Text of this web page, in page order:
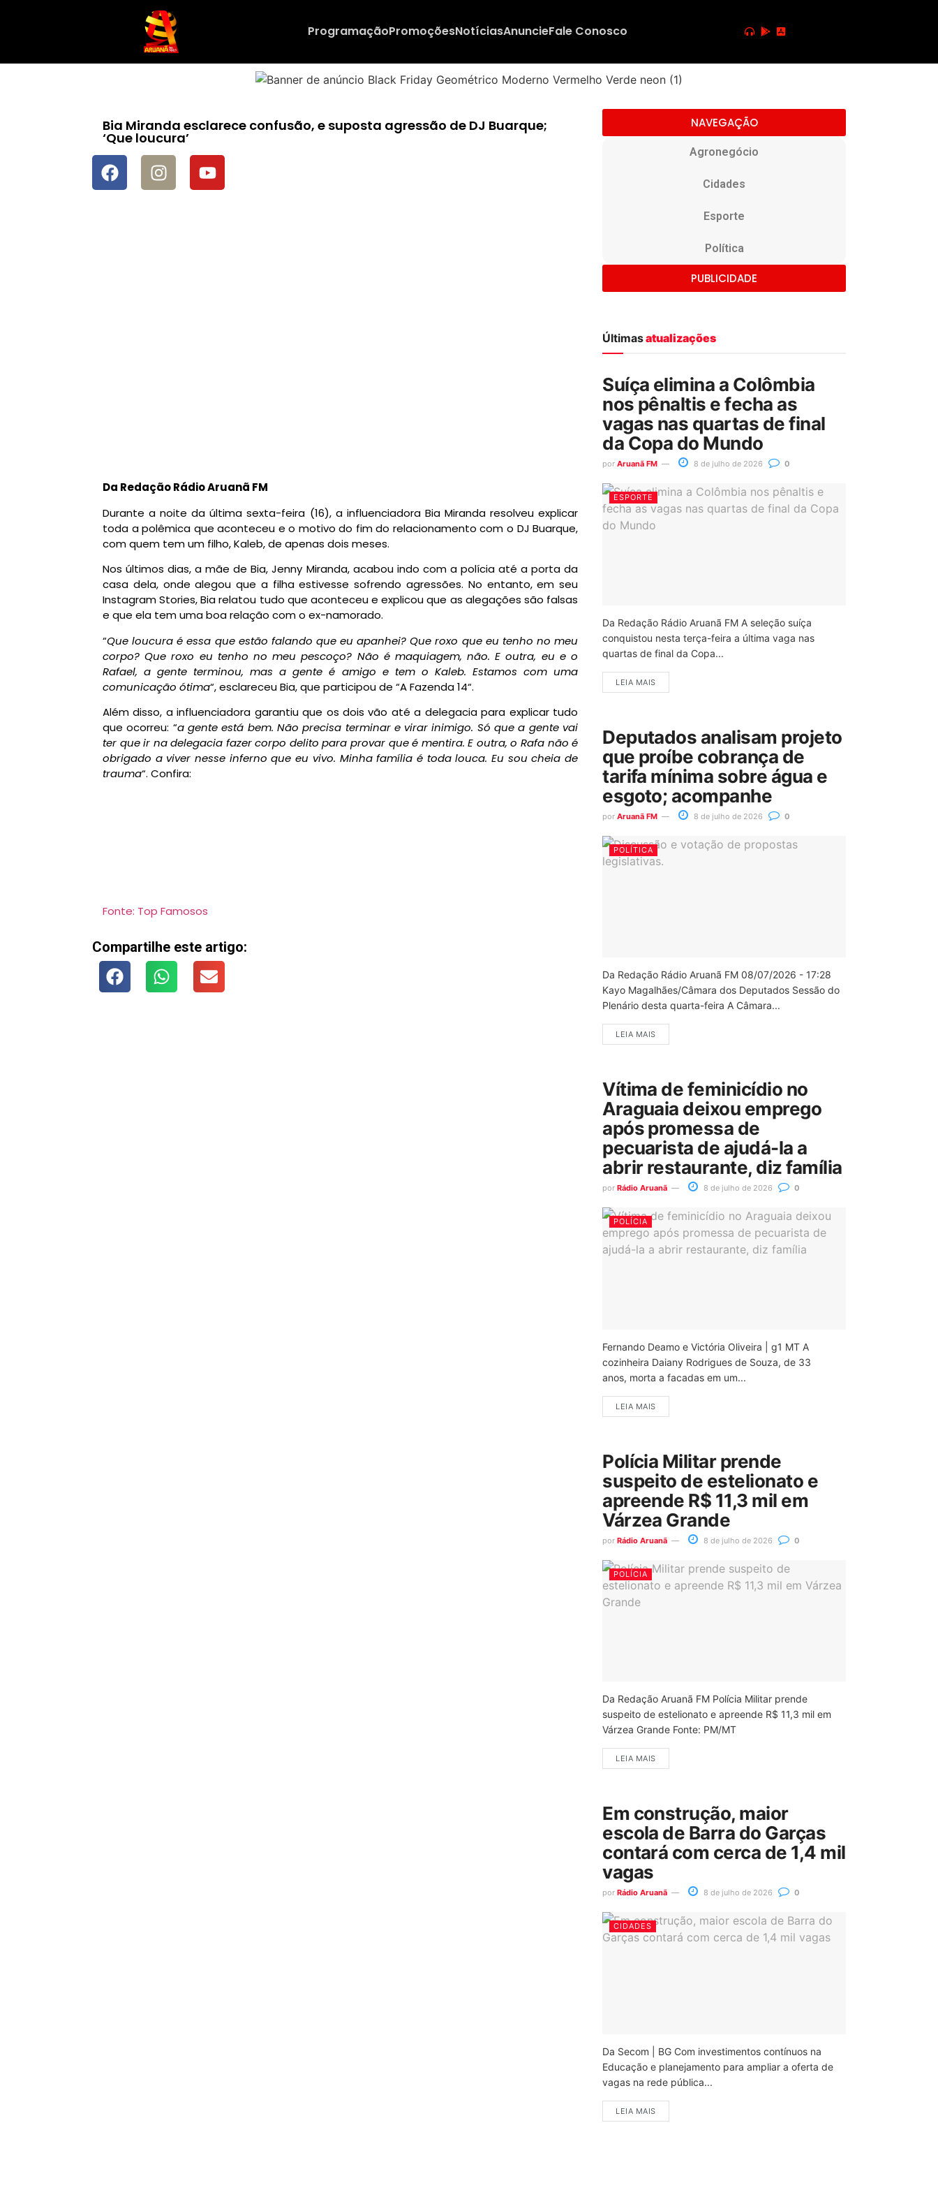
ProgramaçãoPromoçõesNotíciasAnuncieFale Conosco
Bia Miranda esclarece confusão, e suposta agressão de DJ Buarque;
‘Que loucura’
Da Redação Rádio Aruanã FM
Durante a noite da última sexta-feira (16), a influenciadora Bia Miranda resolveu explicar
toda a polêmica que aconteceu e o motivo do fim do relacionamento com o DJ Buarque,
com quem tem um filho, Kaleb, de apenas dois meses.
Nos últimos dias, a mãe de Bia, Jenny Miranda, acabou indo com a polícia até a porta da
casa dela, onde alegou que a filha estivesse sofrendo agressões. No entanto, em seu
Instagram Stories, Bia relatou tudo que aconteceu e explicou que as alegações são falsas
e que ela tem uma boa relação com o ex-namorado.
“Que loucura é essa que estão falando que eu apanhei? Que roxo que eu tenho no meu
corpo? Que roxo eu tenho no meu pescoço? Não é maquiagem, não. E outra, eu e o
Rafael, a gente terminou, mas a gente é amigo e tem o Kaleb. Estamos com uma
comunicação ótima“, esclareceu Bia, que participou de “A Fazenda 14“.
Além disso, a influenciadora garantiu que os dois vão até a delegacia para explicar tudo
que ocorreu: “a gente está bem. Não precisa terminar e virar inimigo. Só que a gente vai
ter que ir na delegacia fazer corpo delito para provar que é mentira. E outra, o Rafa não é
obrigado a viver nesse inferno que eu vivo. Minha família é toda louca. Eu sou cheia de
trauma“. Confira:
Fonte: Top Famosos
Compartilhe este artigo:
NAVEGAÇÃO
Agronegócio
Cidades
Esporte
Política
PUBLICIDADE
Últimasatualizações
Suíça elimina a Colômbia
nos pênaltis e fecha as
vagas nas quartas de final
da Copa do Mundo
por Aruanã FM 8 de julho de 2026 0
ESPORTE
Da Redação Rádio Aruanã FM A seleção suíça
conquistou nesta terça-feira a última vaga nas
quartas de final da Copa...
LEIA MAIS
Deputados analisam projeto
que proíbe cobrança de
tarifa mínima sobre água e
esgoto; acompanhe
por Aruanã FM 8 de julho de 2026 0
POLÍTICA
Da Redação Rádio Aruanã FM 08/07/2026 - 17:28
Kayo Magalhães/Câmara dos Deputados Sessão do
Plenário desta quarta-feira A Câmara...
LEIA MAIS
Vítima de feminicídio no
Araguaia deixou emprego
após promessa de
pecuarista de ajudá-la a
abrir restaurante, diz família
por Rádio Aruanã 8 de julho de 2026 0
POLÍCIA
Fernando Deamo e Victória Oliveira | g1 MT A
cozinheira Daiany Rodrigues de Souza, de 33
anos, morta a facadas em um...
LEIA MAIS
Polícia Militar prende
suspeito de estelionato e
apreende R$ 11,3 mil em
Várzea Grande
por Rádio Aruanã 8 de julho de 2026 0
POLÍCIA
Da Redação Aruanã FM Polícia Militar prende
suspeito de estelionato e apreende R$ 11,3 mil em
Várzea Grande Fonte: PM/MT
LEIA MAIS
Em construção, maior
escola de Barra do Garças
contará com cerca de 1,4 mil
vagas
por Rádio Aruanã 8 de julho de 2026 0
CIDADES
Da Secom | BG Com investimentos contínuos na
Educação e planejamento para ampliar a oferta de
vagas na rede pública...
LEIA MAIS